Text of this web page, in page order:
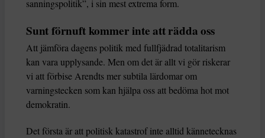
sanningspolitik”, i sin mest extrema form.
Sunt förnuft kommer inte att rädda oss
Att jämföra dagens politik med fullfjädrad totalitarism
kan vara upplysande. Men om det är allt vi gör riskerar
vi att förbise Arendts mer subtila lärdomar om
varningstecken som kan hjälpa oss att bedöma hot mot
demokratin.
Det första är att politisk katastrof inte alltid kännetecknas